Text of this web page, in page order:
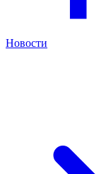
Новости